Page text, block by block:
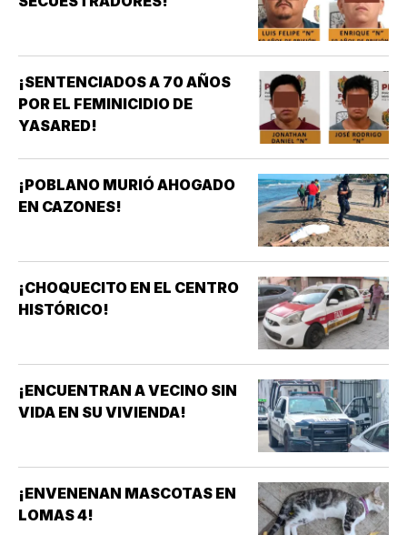
¡SENTENCIADOS A 70 AÑOS
POR EL FEMINICIDIO DE
YASARED!
¡POBLANO MURIÓ AHOGADO
EN CAZONES!
¡CHOQUECITO EN EL CENTRO
HISTÓRICO!
¡ENCUENTRAN A VECINO SIN
VIDA EN SU VIVIENDA!
¡ENVENENAN MASCOTAS EN
LOMAS 4!